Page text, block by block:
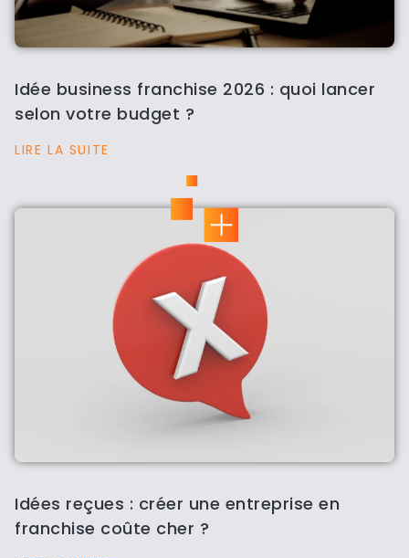
Idée business franchise 2026 : quoi lancer
selon votre budget ?
LIRE LA SUITE
Idées reçues : créer une entreprise en
franchise coûte cher ?